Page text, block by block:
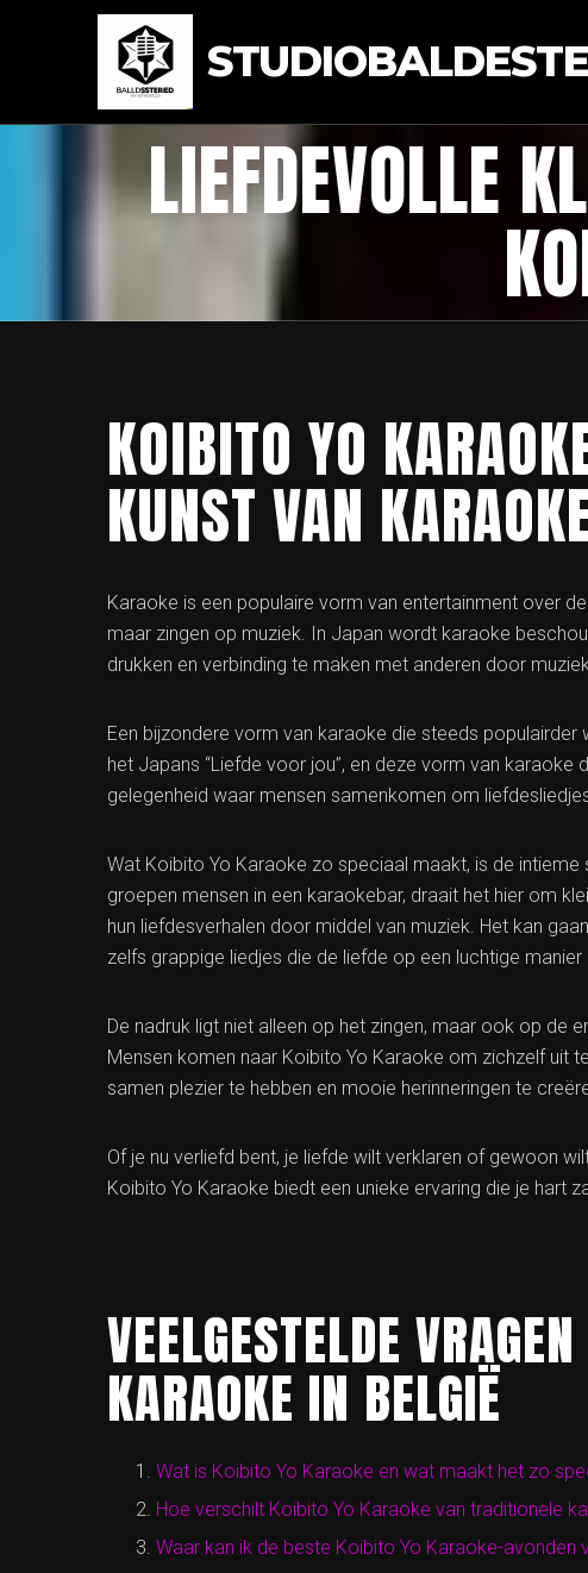
LIEFDEVOLLE
KOIBITO YO
KUNST VAN
Karaoke is een populaire vorm van entertainment over
maar zingen op muziek. In Japan wordt karaoke
drukken en verbinding te maken met anderen door
Een bijzondere vorm van karaoke die steeds populairder
het Japans “Liefde voor jou”, en deze vorm van
gelegenheid waar mensen samenkomen om
Wat Koibito Yo Karaoke zo speciaal maakt, is de
groepen mensen in een karaokebar, draait het hier om
hun liefdesverhalen door middel van muziek. Het kan
zelfs grappige liedjes die de liefde op een luchtige manier
De nadruk ligt niet alleen op het zingen, maar ook op de
Mensen komen naar Koibito Yo Karaoke om zichzelf uit
samen plezier te hebben en mooie herinneringen te
Of je nu verliefd bent, je liefde wilt verklaren of gewoon
Koibito Yo Karaoke biedt een unieke ervaring die je hart
VEELGESTELDE
KARAOKE IN BELGIË
Wat is Koibito Yo Karaoke en wat maakt het zo
Hoe verschilt Koibito Yo Karaoke van traditionele
Waar kan ik de beste Koibito Yo Karaoke-avonden